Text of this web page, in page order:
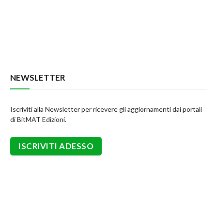
NEWSLETTER
Iscriviti alla Newsletter per ricevere gli aggiornamenti dai portali
di BitMAT Edizioni.